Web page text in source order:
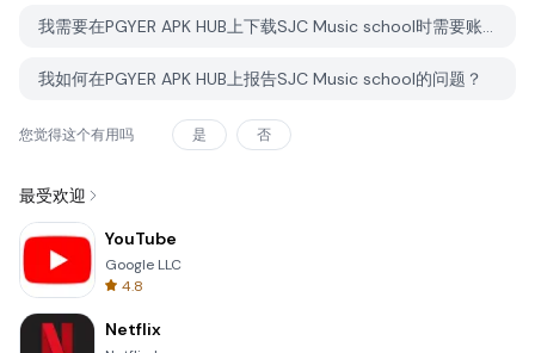
我需要在PGYER APK HUB上下载SJC Music school时需要账户吗？
我如何在PGYER APK HUB上报告SJC Music school的问题？
您觉得这个有用吗 是 否
最受欢迎
YouTube
Google LLC
4.8
Netflix